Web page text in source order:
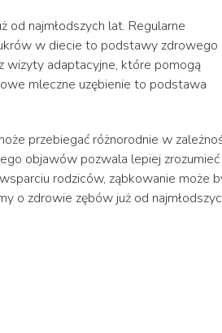
od najmłodszych lat. Regularne
w diecie to podstawy zdrowego
wizyty adaptacyjne, które pomogą
mleczne uzębienie to podstawa
przebiegać różnorodnie w
objawów pozwala lepiej zrozumieć
rodziców, ząbkowanie może
o zdrowie zębów już od